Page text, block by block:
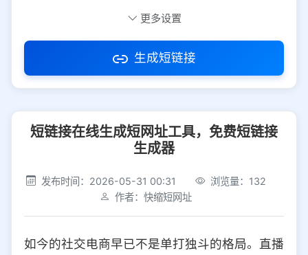
访问密码
社交平台 电商平台
选择防红平台类型，避免链接被拦截
平台设置
iOS Android PC 其他
更多设置
生成短链接
短链接在线生成短网址工具，免费短链接
生成器
发布时间：2026-05-31 00:31
浏览量：132
作者：快缩短网址
如今的社交电商早已不是单打独斗的格局。直播